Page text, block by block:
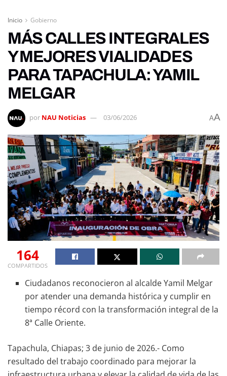
Inicio Gobierno
MÁS CALLES INTEGRALES
Y MEJORES VIALIDADES
PARA TAPACHULA: YAMIL
MELGAR
por NAU Noticias 03/06/2026 AA
164
COMPARTIDOS
Ciudadanos reconocieron al alcalde Yamil Melgar
por atender una demanda histórica y cumplir en
tiempo récord con la transformación integral de la
8ª Calle Oriente.
Tapachula, Chiapas; 3 de junio de 2026.- Como
resultado del trabajo coordinado para mejorar la